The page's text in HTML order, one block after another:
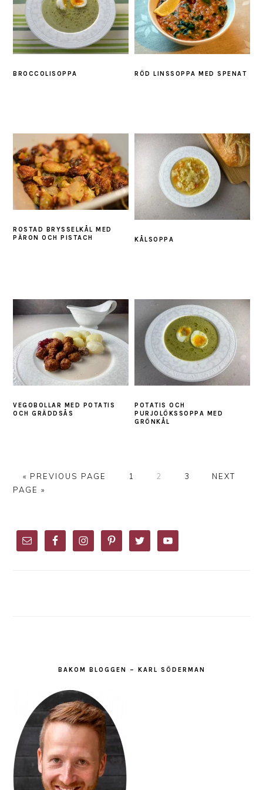
BROCCOLISOPPA RÖD LINSSOPPA MED SPENAT
ROSTAD BRYSSELKÅL MED
PÄRON OCH PISTACH
KÅLSOPPA
VEGOBOLLAR MED POTATIS
OCH GRÄDDSÅS
POTATIS OCH
PURJOLÖKSSOPPA MED
GRÖNKÅL
« GO
TO
PREVIOUS PAGE PAGE
1 PAGE
2 PAGE
3
GO
NEXT
PAGE »
SIDEBAR
BAKOM BLOGGEN – KARL SÖDERMAN